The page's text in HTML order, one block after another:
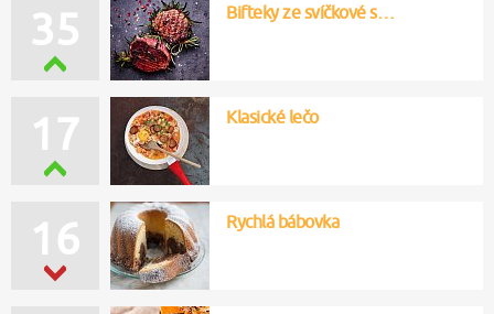
35 Bifteky ze svíčkové s…
16 Rychlá bábovka
17 Klasické lečo